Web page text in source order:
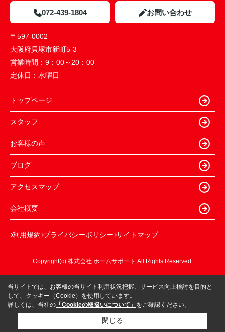
072-439-1804 お問い合わせ
〒597-0002
大阪府貝塚市新町5-3
営業時間： 9：00～20：00
定休日： 水曜日
トップページ
スタッフ
お客様の声
ブログ
アクセスマップ
会社概要
利用規約 プライバシーポリシー サイトマップ
Copyright(c) 株式会社 ホームサポート All Rights Reserved.
当サイトでは、お客様の当サイト利用状況把握、サービス向上検討を目的と
して、クッキー（Cookie）を使用しています。
詳しくは、当社の 「Cookieの取扱いについて」 をご確認ください。
閉じる